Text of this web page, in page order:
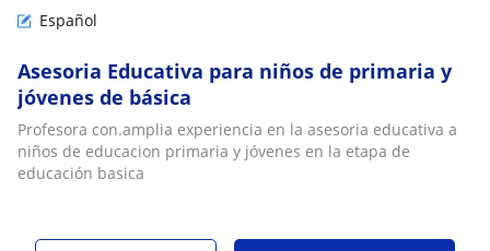
Español
Asesoria Educativa para niños de primaria y
jóvenes de básica
Profesora con.amplia experiencia en la asesoria educativa a
niños de educacion primaria y jóvenes en la etapa de
educación basica